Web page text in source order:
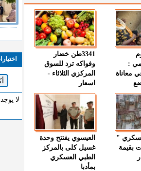
:
معاناة
3341طن خضار
وفواكه ترد للسوق
المركزي الثلاثاء -
اسعار
"
بقيمة
العيسوي يفتتح وحدة
غسيل كلى بالمركز
الطبي العسكري
بمأدبا
لا